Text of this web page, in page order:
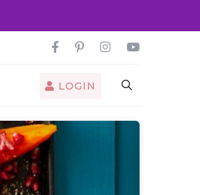
LOGIN